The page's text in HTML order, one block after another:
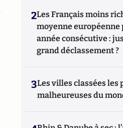
2Les Français moins
moyenne européenne
année consécutive :
grand déclassement ?
3Les villes classées les
malheureuses du